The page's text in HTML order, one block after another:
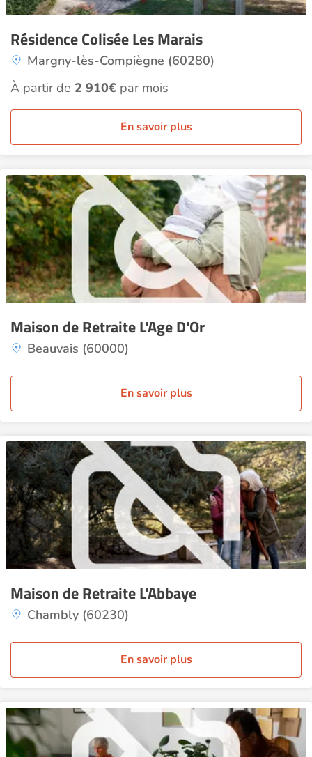
Résidence Colisée Les Marais
Margny-lès-Compiègne (60280)
À partir de 2 910€ par mois
En savoir plus
Maison de Retraite L'Age D'Or
Beauvais (60000)
En savoir plus
Maison de Retraite L'Abbaye
Chambly (60230)
En savoir plus